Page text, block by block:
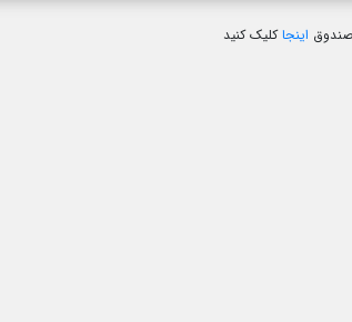
اینجاکلیک کنید